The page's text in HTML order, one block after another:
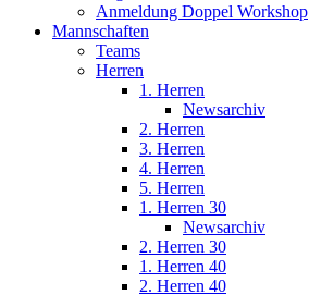
Anmeldung Doppel Workshop
Mannschaften
Teams
Herren
1. Herren
Newsarchiv
2. Herren
3. Herren
4. Herren
5. Herren
1. Herren 30
Newsarchiv
2. Herren 30
1. Herren 40
2. Herren 40